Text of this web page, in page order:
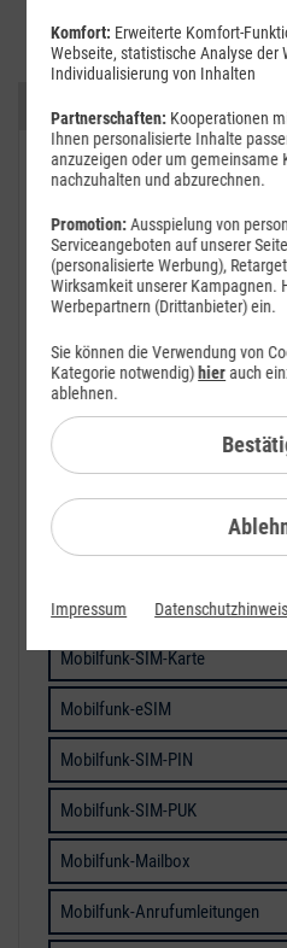
Kategorien
FAQ: Am häufigsten gesucht
Festnetz
Festnetz-Geräte
Kundendaten
Mobilfunk
Drittanbieter
Mobilfunk-Netz
Mobilfunk-Tarife
Mobilfunk-Rufnummer
Mobilfunk-SIM-Karte
Mobilfunk-eSIM
Mobilfunk-SIM-PIN
Mobilfunk-SIM-PUK
Mobilfunk-Mailbox
Mobilfunk-Anrufumleitungen
Komfort: Erweiterte Komfort-
Webseite, statistische Analyse der
Individualisierung von Inhalten
Partnerschaften: Kooperationen
Ihnen personalisierte Inhalte
anzuzeigen oder um gemeinsame
nachzuhalten und abzurechnen.
Promotion:Ausspielung von
Serviceangeboten auf unserer
(personalisierte Werbung),
Wirksamkeit unserer Kampagnen.
Werbepartnern (Drittanbieter) ein.
Sie können die Verwendung von
Kategorie notwendig) hierauch
ablehnen.
Impressum